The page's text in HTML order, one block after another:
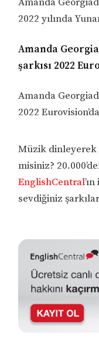
2022 yılında
Amanda
şarkısı 2022
Amanda
2022
Müzik
misiniz?
EnglishCentral
sevdiğiniz